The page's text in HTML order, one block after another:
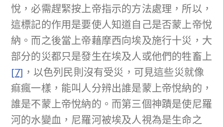
悅，必需趕緊按上帝指示的方法處理，所以，
這標記的作用是要使人知道自己是否蒙上帝悅
納。而之後當上帝藉摩西向埃及施行十災，大
部分的災都只是發生在埃及人或他們的牲畜上
[7] ，以色列民則沒有受災，可見這些災就像
痲瘋一樣，能叫人分辨出誰是蒙上帝悅納的，
誰是不蒙上帝悅納的。而第三個神蹟是使尼羅
河的水變血，尼羅河被埃及人視為是生命之